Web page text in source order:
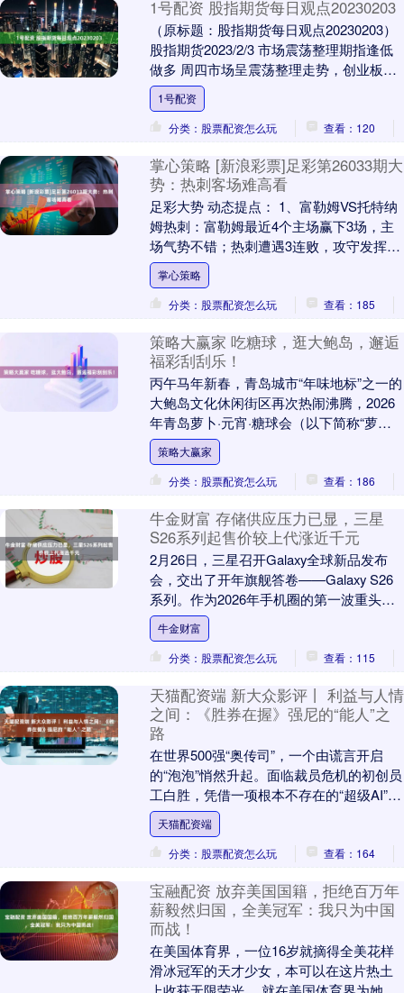
1号配资 股指期货每日观点20230203
（原标题：股指期货每日观点20230203）
股指期货2023/2/3 市场震荡整理期指逢低
做多 周四市场呈震荡整理走势，创业板指
表现稍弱。个股基本涨跌参半，两....
1号配资
分类：股票配资怎么玩
查看：120
掌心策略 [新浪彩票]足彩第26033期大
势：热刺客场难高看
足彩大势 动态提点： 1、富勒姆VS托特纳
姆热刺：富勒姆最近4个主场赢下3场，主
场气势不错；热刺遭遇3连败，攻守发挥比
较低迷的。 2、曼彻斯特联VS水晶宫：曼
联....
掌心策略
分类：股票配资怎么玩
查看：185
策略大赢家 吃糖球，逛大鲍岛，邂逅
福彩刮刮乐！
丙午马年新春，青岛城市“年味地标”之一的
大鲍岛文化休闲街区再次热闹沸腾，2026
年青岛萝卜·元宵·糖球会（以下简称“萝卜
糖球会”）大鲍岛会场于2月17日在此拉
开....
策略大赢家
分类：股票配资怎么玩
查看：186
牛金财富 存储供应压力已显，三星
S26系列起售价较上代涨近千元
2月26日，三星召开Galaxy全球新品发布
会，交出了开年旗舰答卷——Galaxy S26
系列。作为2026年手机圈的第一波重头
戏，三星此次有创新也有“舍弃”：....
牛金财富
分类：股票配资怎么玩
查看：115
天猫配资端 新大众影评丨 利益与人情
之间：《胜券在握》强尼的“能人”之
路
在世界500强“奥传司”，一个由谎言开启
的“泡泡”悄然升起。面临裁员危机的初创员
工白胜，凭借一项根本不存在的“超级AI”项
目，意外获得公司支持，组建起“泡泡工
厂....
天猫配资端
分类：股票配资怎么玩
查看：164
宝融配资 放弃美国国籍，拒绝百万年
薪毅然归国，全美冠军：我只为中国
而战！
在美国体育界，一位16岁就摘得全美花样
滑冰冠军的天才少女，本可以在这片热土